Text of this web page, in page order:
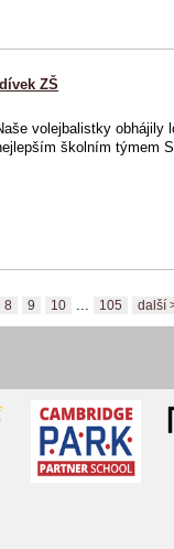
ZŠ
volejbalistky
školním týmem
8 9 10 105 další